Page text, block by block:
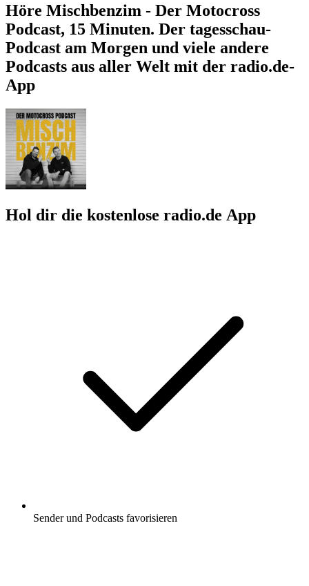
Höre Mischbenzim - Der Motocross
Podcast, 15 Minuten. Der tagesschau-
Podcast am Morgen und viele andere
Podcasts aus aller Welt mit der radio.de-
App
Hol dir die kostenlose radio.de App
Sender und Podcasts favorisieren